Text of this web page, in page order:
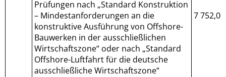
Prüfungen nach „Standard Konstruktion
– Mindestanforderungen an die
konstruktive Ausführung von Offshore-
Bauwerken in der ausschließlichen
Wirtschaftszone“ oder nach „Standard
Offshore-Luftfahrt für die deutsche
ausschließliche Wirtschaftszone“
7 752,00